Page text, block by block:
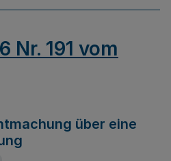
Nr. 191 vom
über eine